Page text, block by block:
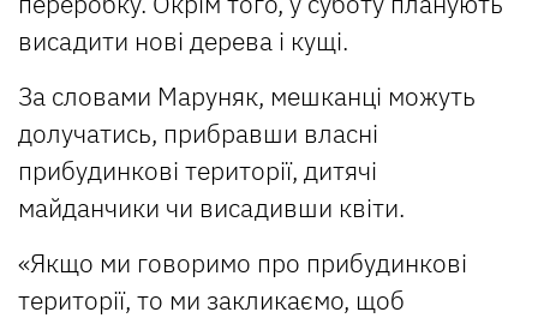
висадити нові дерева і кущі.
За словами Маруняк, мешканці можуть
долучатись, прибравши власні
прибудинкові території, дитячі
майданчики чи висадивши квіти.
«Якщо ми говоримо про прибудинкові
території, то ми закликаємо, щоб